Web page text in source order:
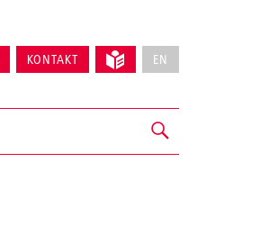
KONTAKT EN